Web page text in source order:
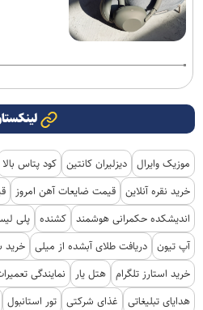
موزیک وایرال دیزلیران کانتین کود پتاس بالا
خرید نقره آنلاین قیمت ضایعات آهن امروز
اندیشکده حکمرانی هوشمند کشنده پلی
آپ تیون دریافت طلای آبشده از میلی خرید
خرید استارز تلگرام هتل یار نمایندگی
هدایای تبلیغاتی
غذای شرکتی تور استانبول